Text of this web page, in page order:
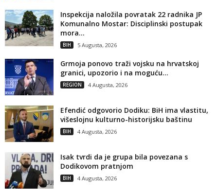
Inspekcija naložila povratak 22 radnika JP
Komunalno Mostar: Disciplinski postupak
mora...
BIH 5 Augusta, 2026
Grmoja ponovo traži vojsku na hrvatskoj
granici, upozorio i na moguću...
REGION 4 Augusta, 2026
Efendić odgovorio Dodiku: BiH ima vlastitu,
višeslojnu kulturno-historijsku baštinu
BIH 4 Augusta, 2026
Isak tvrdi da je grupa bila povezana s
Dodikovom pratnjom
BIH 4 Augusta, 2026